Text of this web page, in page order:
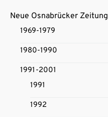
Neue Osnabrücker Zeitung
1969-1979
1980-1990
1991-2001
1991
1992